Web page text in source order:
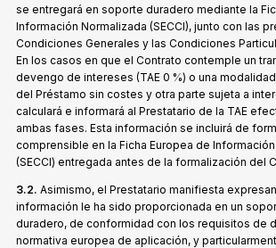
se entregará en soporte duradero mediante la
Información Normalizada (SECCI), junto con las
Condiciones Generales y las Condiciones
En los casos en que el Contrato contemple un
devengo de intereses (TAE 0 %) o una
del Préstamo sin costes y otra parte sujeta a
calculará e informará al Prestatario de la TAE
ambas fases. Esta información se incluirá de
comprensible en la Ficha Europea de
(SECCI) entregada antes de la formalización del
3.2. Asimismo, el Prestatario manifiesta
información le ha sido proporcionada en un
duradero, de conformidad con los requisitos de
normativa europea de aplicación, y